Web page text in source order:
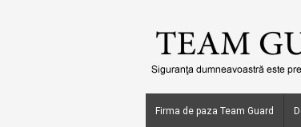
Firma de paza Team Guard